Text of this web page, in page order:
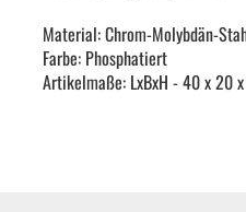
Autoreinigung | Autopflege
Material: Chrom-Molybdän-
Farbe: Phosphatiert
Artikelmaße: LxBxH - 40 x 20